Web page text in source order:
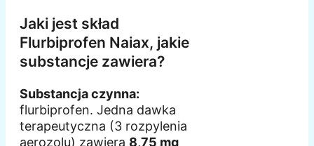
Jaki jest skład
Flurbiprofen Naiax, jakie
substancje zawiera?
Substancja czynna:
flurbiprofen. Jedna dawka
terapeutyczna (3 rozpylenia
aerozolu) zawiera 8,75 mg